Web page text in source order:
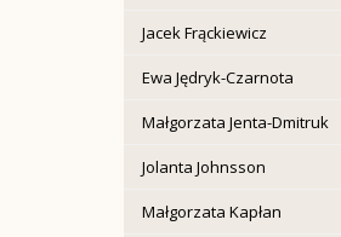
Jacek Frąckiewicz
Ewa Jędryk-Czarnota
Małgorzata Jenta-Dmitruk
Jolanta Johnsson
Małgorzata Kapłan